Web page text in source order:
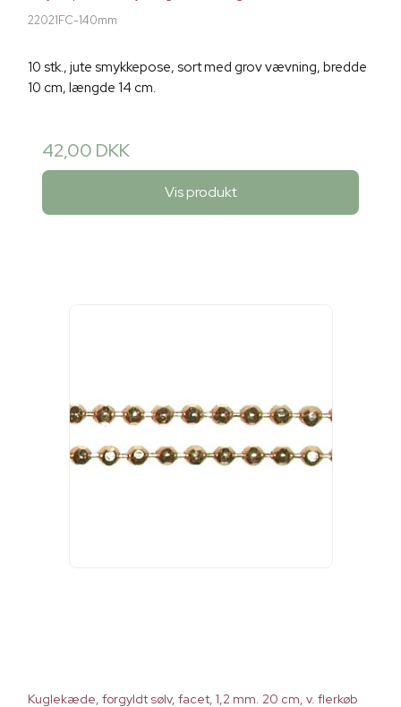
22021FC-140mm
10 stk., jute smykkepose, sort med grov vævning, bredde
10 cm, længde 14 cm.
42,00 DKK
Vis produkt
Kuglekæde, forgyldt sølv, facet, 1,2 mm. 20 cm, v. flerkøb